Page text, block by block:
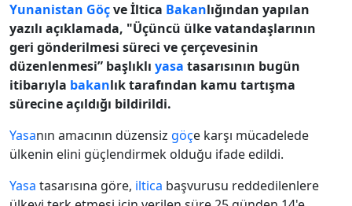
Yunanistan Göçve İltica Bakanlığından yapılan
yazılı açıklamada, "Üçüncü ülke vatandaşlarının
geri gönderilmesi süreci ve çerçevesinin
düzenlenmesi” başlıklı yasa tasarısının bugün
itibarıyla bakanlık tarafından kamu tartışma
sürecine açıldığı bildirildi.
Yasanın amacının düzensiz göçe karşı mücadelede
ülkenin elini güçlendirmek olduğu ifade edildi.
Yasa tasarısına göre, iltica başvurusu reddedilenlere